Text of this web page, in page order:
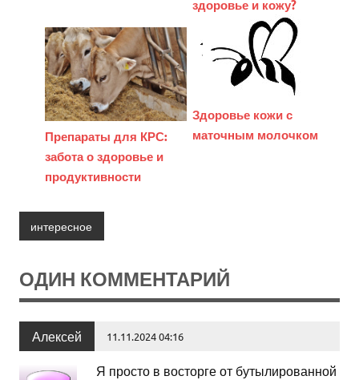
здоровье и кожу?
Препараты для КРС:
забота о здоровье и
продуктивности
Здоровье кожи с
маточным молочком
интересное
ОДИН КОММЕНТАРИЙ
Алексей 11.11.2024 04:16
Я просто в восторге от бутылированной